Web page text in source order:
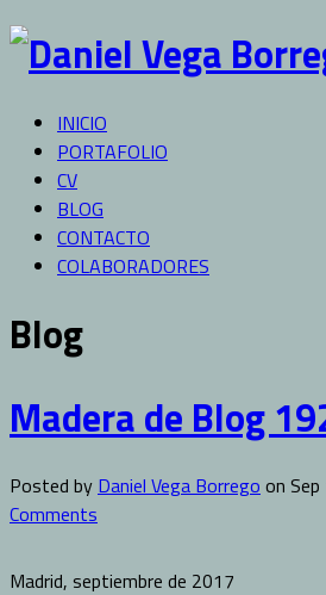
INICIO
PORTAFOLIO
CV
BLOG
CONTACTO
COLABORADORES
Blog
Madera de Blog
Posted by Daniel Vega Borrego on
Comments
Madrid, septiembre de 2017